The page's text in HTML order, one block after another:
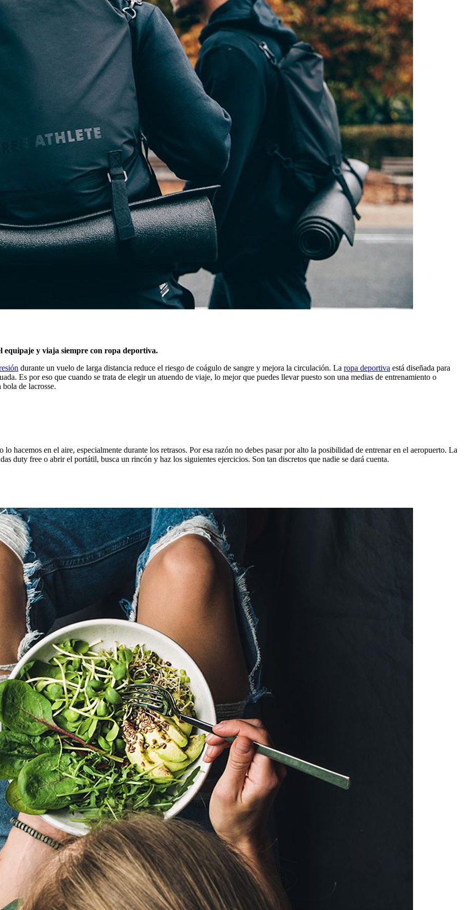
equipaje y viaja siempre con ropa deportiva.
durante un vuelo de larga distancia reduce el riesgo de coágulo de sangre y mejora la circulación. La ropa deportiva está diseñada para
Es por eso que cuando se trata de elegir un atuendo de viaje, lo mejor que puedes llevar puesto son una medias de entrenamiento o
bola de lacrosse.
lo hacemos en el aire, especialmente durante los retrasos. Por esa razón no debes pasar por alto la posibilidad de entrenar en el aeropuerto. La
duty free o abrir el portátil, busca un rincón y haz los siguientes ejercicios. Son tan discretos que nadie se dará cuenta.